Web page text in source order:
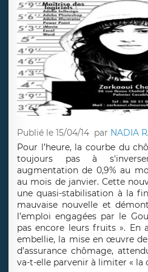
Publié le 15/04/14 par NADIA
Pour l’heure, la courbe du
toujours pas à
augmentation de 0,9% au
au mois de janvier. Cette
une quasi-stabilisation à la
mauvaise nouvelle et
l’emploi engagées par le
pas encore leurs fruits ». En
embellie, la mise en œuvre
d’assurance chômage,
va-t-elle parvenir à limiter « la